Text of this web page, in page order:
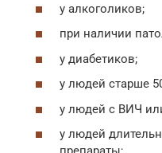
у алкоголиков;
при наличии
у диабетиков;
у людей старше
у людей с ВИЧ
у людей